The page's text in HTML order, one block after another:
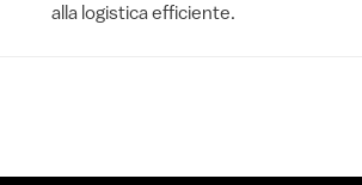
alla logistica efficiente.